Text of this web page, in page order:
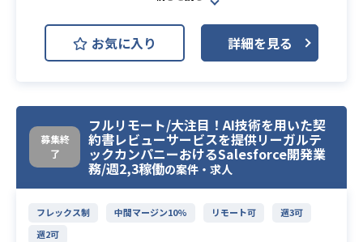
必須スキル
ンの開発経験3年以上
・Git / Subversion などのバージョ
AWS (Amazon Web Services)
Docker
Slack
理栄養士によるヘルスケアアプリケ
ーションの開発をお願いいたしま
す。
主にはバックエンドを担当していた
だきたいと考えておりますが、iOSや
Androidのネイティブアプリケーショ
お気に入り 詳細を見る
募集終
了
フルリモート/大注目！AI技術を用いた契
約書レビューサービスを提供リーガルテ
ックカンパニーおけるSalesforce開発業
務/週2,3稼働の案件・求人
フレックス制 中間マージン10% リモート可
週3可
週2可